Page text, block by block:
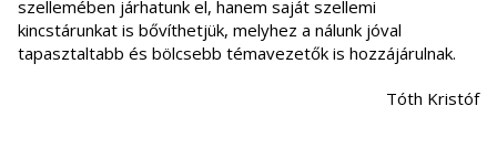
szellemében járhatunk el, hanem saját szellemi
kincstárunkat is bővíthetjük, melyhez a nálunk jóval
tapasztaltabb és bölcsebb témavezetők is hozzájárulnak.
Tóth Kristóf